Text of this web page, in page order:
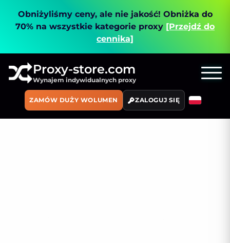
Obniżyliśmy ceny, ale nie jakość! Obniżka do
70% na wszystkie kategorie proxy [Przejdź do
cennika]
Proxy-store.com
Wynajem indywidualnych proxy
ZAMÓW DUŻY WOLUMEN ZALOGUJ SIĘ